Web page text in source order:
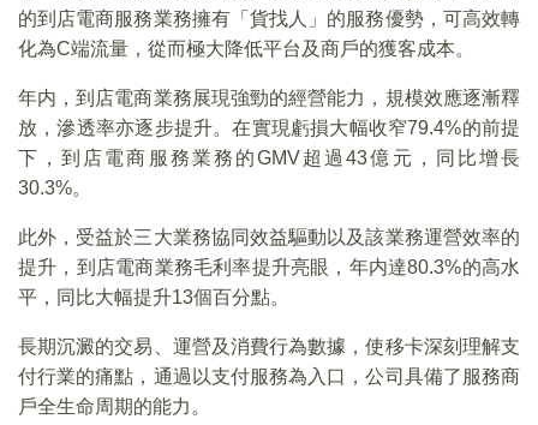
的到店電商服務業務擁有「貨找人」的服務優勢，可高效轉
化為C端流量，從而極大降低平台及商戶的獲客成本。
年内，到店電商業務展現強勁的經營能力，規模效應逐漸釋
放，滲透率亦逐步提升。在實現虧損大幅收窄79.4%的前提
下，到店電商服務業務的GMV超過43億元，同比增長
30.3%。
此外，受益於三大業務協同效益驅動以及該業務運營效率的
提升，到店電商業務毛利率提升亮眼，年内達80.3%的高水
平，同比大幅提升13個百分點。
長期沉澱的交易、運營及消費行為數據，使移卡深刻理解支
付行業的痛點，通過以支付服務為入口，公司具備了服務商
戶全生命周期的能力。